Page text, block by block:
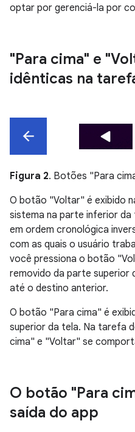
optar por gerenciá-la por
"Para cima" e
idênticas na
Figura 2. Botões "Para
O botão "Voltar" é exibido
sistema na parte inferior da
em ordem cronológica
com as quais o usuário
você pressiona o botão
removido da parte superior
até o destino anterior.
O botão "Para cima" é
superior da tela. Na tarefa
cima" e "Voltar" se
O botão "Para
saída do app